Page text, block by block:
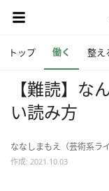
トップ 働く 整え
【難読】な
い読み方
ななしまもえ（芸術系ラ
作成: 2021.10.03